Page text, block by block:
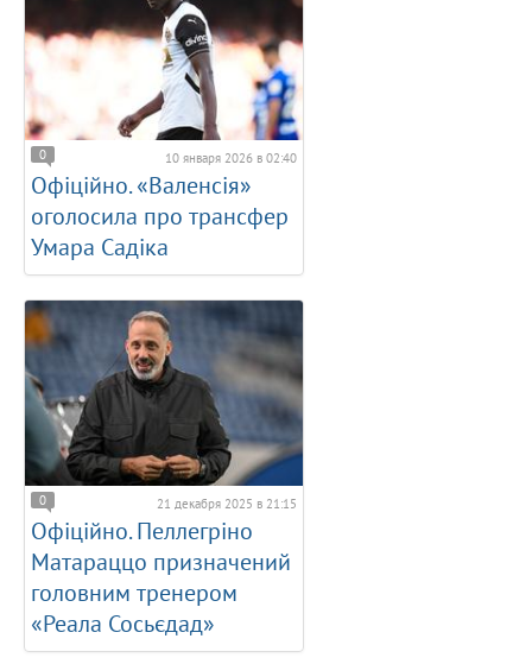
0 10 января 2026 в 02:40
Офіційно. «Валенсія»
оголосила про трансфер
Умара Садіка
0 21 декабря 2025 в 21:15
Офіційно. Пеллегріно
Матараццо призначений
головним тренером
«Реала Сосьєдад»